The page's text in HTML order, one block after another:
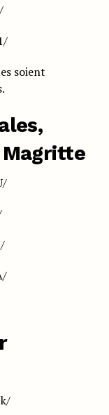
soient
Magritte